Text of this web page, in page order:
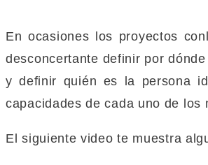
En ocasiones los proyectos
desconcertante definir por
y definir quién es la persona
capacidades de cada uno de los
El siguiente video te muestra